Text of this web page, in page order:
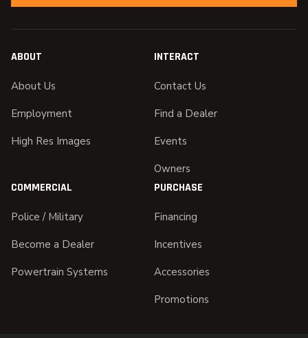
ABOUT
About Us
Employment
High Res Images
INTERACT
Contact Us
Find a Dealer
Events
Owners
COMMERCIAL
Police / Military
Become a Dealer
Powertrain Systems
PURCHASE
Financing
Incentives
Accessories
Promotions